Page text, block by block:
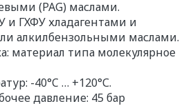
(PAG) маслами.
и ГХФУ хладагентами и
алкилбензольными маслами.
материал типа молекулярное
-40°C … +120°С.
давление: 45 бар